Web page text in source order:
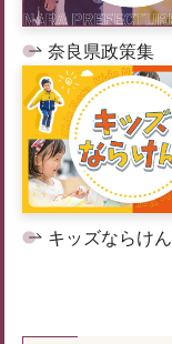
奈良県政策集
キッズならけん